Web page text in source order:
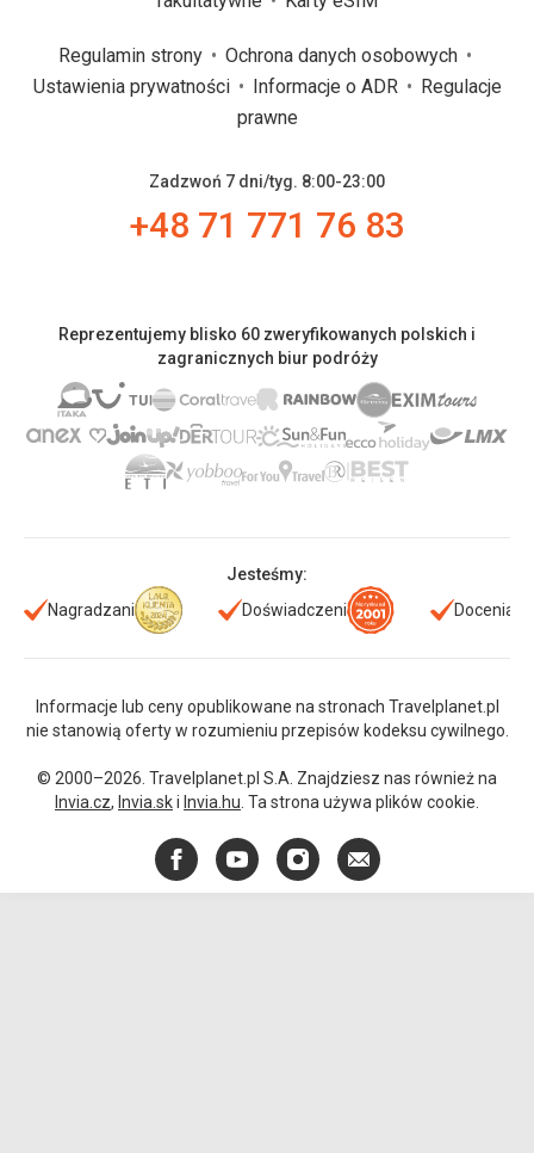
Regulamin strony
Ochrona danych osobowych
Ustawienia prywatności
Informacje o ADR
Regulacje
prawne
Zadzwoń 7 dni/tyg. 8:00-23:00
+48 71 771 76 83
Reprezentujemy blisko 60 zweryfikowanych polskich i
zagranicznych biur podróży
Jesteśmy:
Nagradzani
Doświadczeni Doceniani
Informacje lub ceny opublikowane na stronach Travelplanet.pl
nie stanowią oferty w rozumieniu przepisów kodeksu cywilnego.
© 2000–2026. Travelplanet.pl S.A. Znajdziesz nas również na
Invia.cz, Invia.ski Invia.hu . Ta strona używa plików cookie.
FacebookYouTubeInstagram
E-
mail